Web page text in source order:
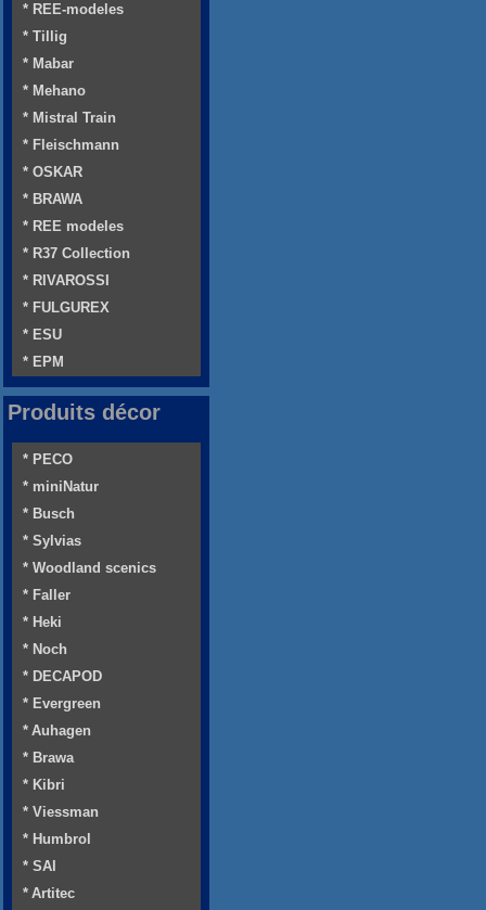
* REE-modeles
* Tillig
* Mabar
* Mehano
* Mistral Train
* Fleischmann
* OSKAR
* BRAWA
* REE modeles
* R37 Collection
* RIVAROSSI
* FULGUREX
* ESU
* EPM
Produits décor
* PECO
* miniNatur
* Busch
* Sylvias
* Woodland scenics
* Faller
* Heki
* Noch
* DECAPOD
* Evergreen
* Auhagen
* Brawa
* Kibri
* Viessman
* Humbrol
* SAI
* Artitec